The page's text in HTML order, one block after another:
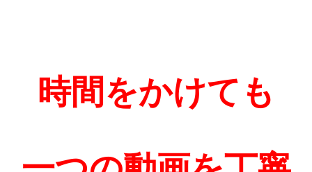
時間をかけても